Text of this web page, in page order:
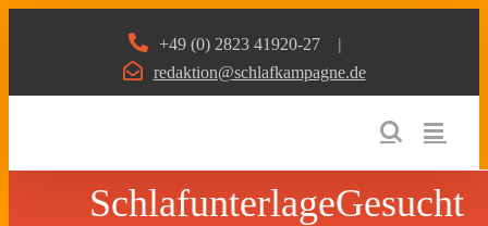
+49 (0) 2823 41920-27
|
redaktion@schlafkampagne.de
SchlafunterlageGesucht